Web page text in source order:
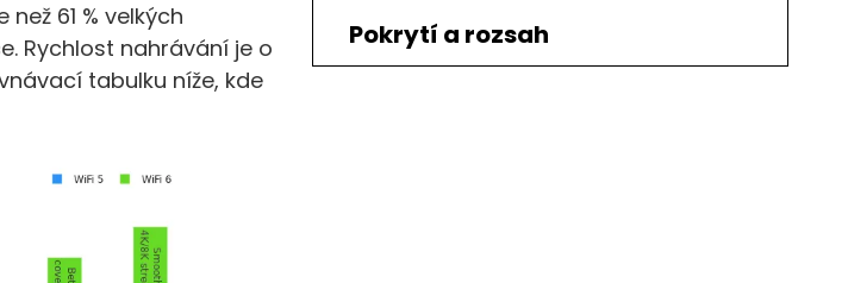
61 % velkých
Rychlost nahrávání je o
tabulku níže, kde
Pokrytí a rozsah